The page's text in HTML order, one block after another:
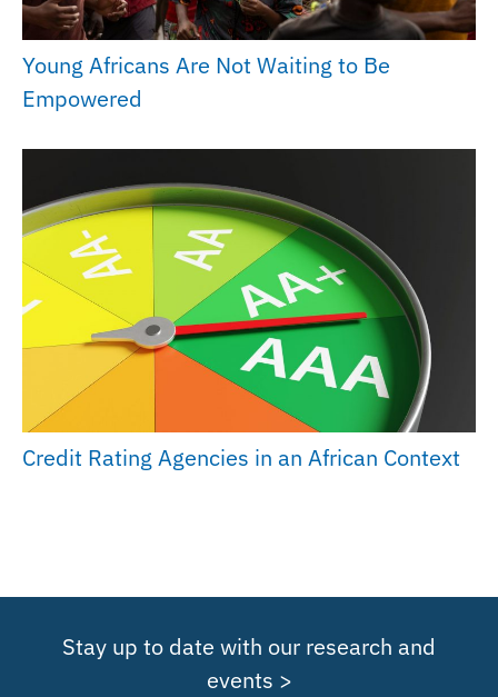
Young Africans Are Not Waiting to Be
Empowered
Credit Rating Agencies in an African Context
Stay up to date with our research and
events >